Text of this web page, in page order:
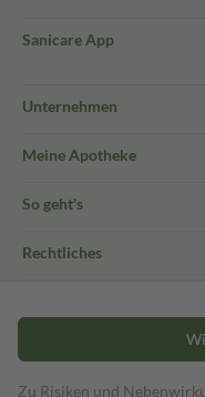
Sanicare App
Unternehmen
Meine Apotheke
So geht's
Rechtliches
Zu Risiken und